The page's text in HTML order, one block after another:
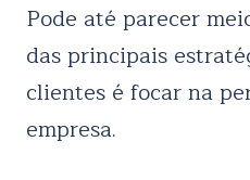
Pode até parecer
das principais
clientes é focar na
empresa.